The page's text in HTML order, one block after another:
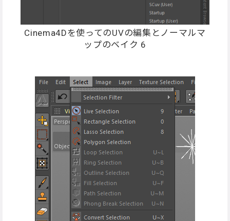
Cinema4Dを使ってのUVの編集とノーマルマ
ップのベイク 6